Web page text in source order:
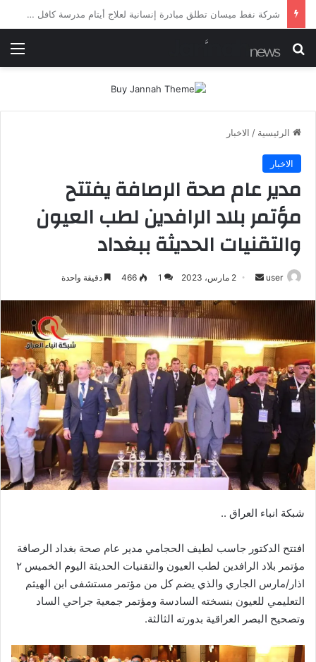
شرطة ميسان تلقي القبض على مطلقي العيارات النارية أثناء تشييع جنائزي في العمارة
بحث عن
الرئيسية / الاخبار
الاخبار
مدير عام صحة الرصافة يفتتح
مؤتمر بلاد الرافدين لطب العيون
والتقنيات الحديثة ببغداد
user
أرسل
إلكترونيا
2 مارس، 2023 1
466 دقيقة واحدة
شبكة انباء العراق ..
افتتح الدكتور جاسب لطيف الحجامي مدير عام صحة بغداد الرصافة
مؤتمر بلاد الرافدين لطب العيون والتقنيات الحديثة اليوم الخميس ٢
اذار/مارس الجاري والذي يضم كل من مؤتمر مستشفى ابن الهيثم
التعليمي للعيون بنسخته السادسة ومؤتمر جمعية جراحي الساد
وتصحيح البصر العراقية بدورته الثالثة.